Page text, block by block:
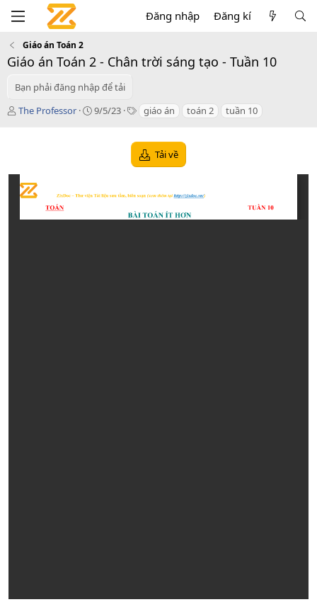
Đăng nhập Đăng kí
Giáo án Toán 2
Giáo án Toán 2 - Chân trời sáng tạo - Tuần 10
Bạn phải đăng nhập để tải
T
ả
The Professor
C
n
9/5/23
T giáo án toán 2 tuần 10
Tải về